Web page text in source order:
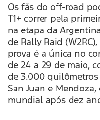
Os fãs do off-road
T1+ correr pela
na etapa da
de Rally Raid
prova é a única no
de 24 a 29 de maio,
de 3.000
San Juan e
mundial após dez